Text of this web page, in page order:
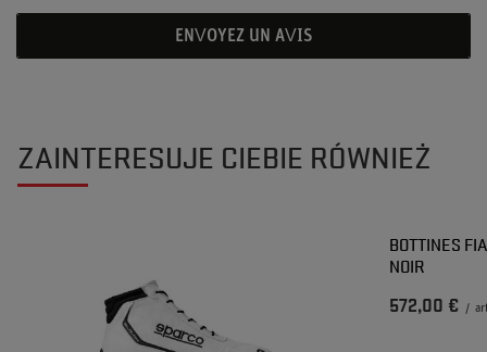
ENVOYEZ UN AVIS
ZAINTERESUJE CIEBIE RÓWNIEŻ
BOTTINES
NOIR
572,00 € /